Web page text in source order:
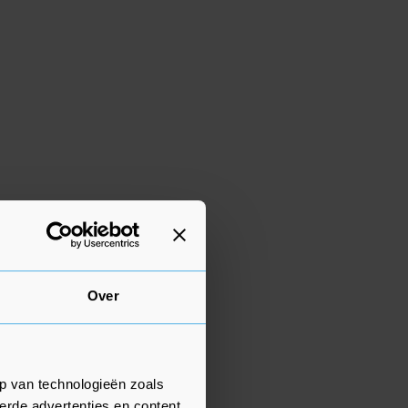
Over
van technologieën zoals